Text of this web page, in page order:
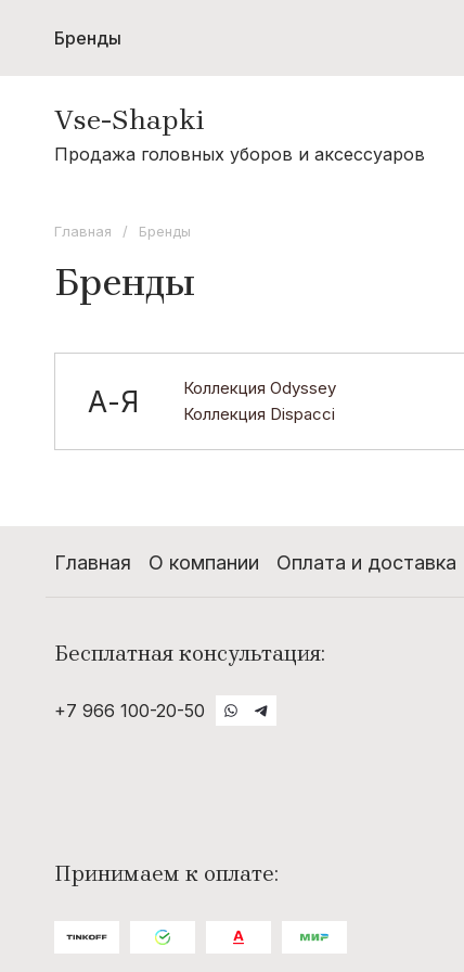
Бренды
А - Я
Коллекция Noryalli
Коллекция Paola Belleza
Акции
Vse-Shapki
Продажа головных уборов и аксессуаров
Главная / Бренды
Бренды
А-Я Коллекция Odyssey
Коллекция Dispacci
Главная О компании Оплата и доставка
Бесплатная консультация:
+7 966 100-20-50
Принимаем к оплате: